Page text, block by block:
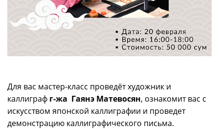
Для вас мастер-класс проведёт художник и
каллиграф г-жа Гаянэ Матевосян, ознакомит вас c
искусством японской каллиграфии и проведет
демонстрацию каллиграфического письма.